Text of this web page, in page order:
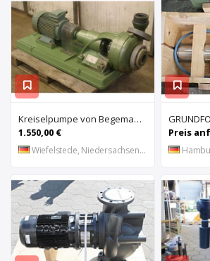
Kreiselpumpe von Begemann** – K280-80
1.550,00 €
Wiefelstede, Niedersachsen, DE
Preis